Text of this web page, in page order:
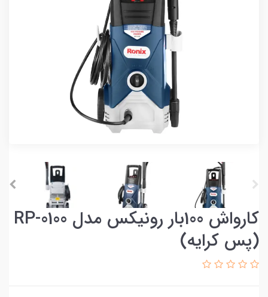
کارواش 100بار رونیکس مدل RP-0100
(پس کرایه)